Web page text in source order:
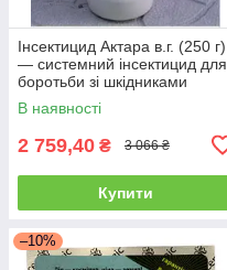
Інсектицид Актара в.г. (250 г)
— системний інсектицид для
боротьби зі шкідниками
овочів і саду
В наявності
2 759,40 ₴ 3 066 ₴
Купити
–10%